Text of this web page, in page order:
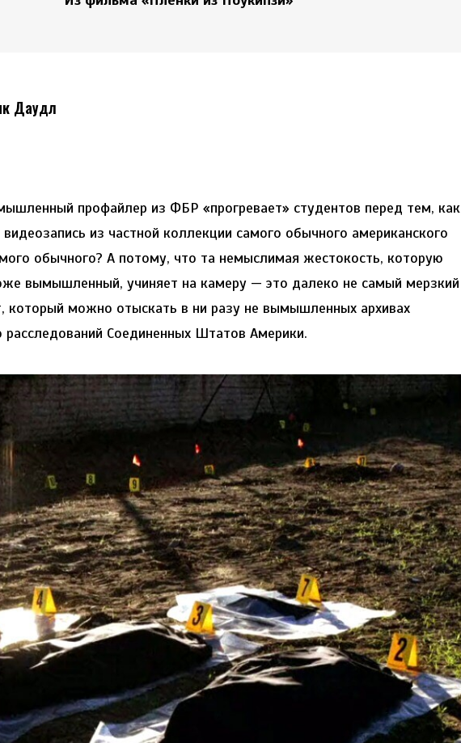
Даудл
профайлер из ФБР «прогревает» студентов перед тем, как
из частной коллекции самого обычного американского
обычного? А потому, что та немыслимая жестокость, которую
вымышленный, учиняет на камеру — это далеко не самый мерзкий
который можно отыскать в ни разу не вымышленных архивах
Соединенных Штатов Америки.